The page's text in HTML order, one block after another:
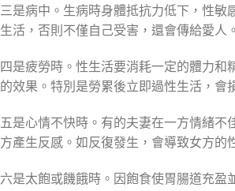
三是病中。生病時身體抵抗力低下，性
生活，否則不僅自己受害，還會傳給愛人。
四是疲勞時。性生活要消耗一定的體力
的效果。特別是勞累後立即過性生活，會
五是心情不快時。有的夫妻在一方情緒
方產生反感。如反復發生，會導致女方的
六是太飽或饑餓時。因飽食使胃腸道充